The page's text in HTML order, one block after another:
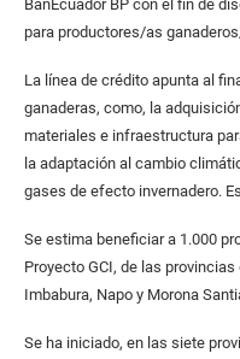
BanEcuador BP con el fin de
para productores/as
La línea de crédito apunta al
ganaderas, como, la
materiales e infraestructura
la adaptación al cambio
gases de efecto invernadero.
Se estima beneficiar a 1.000
Proyecto GCI, de las
Imbabura, Napo y Morona
Se ha iniciado, en las siete